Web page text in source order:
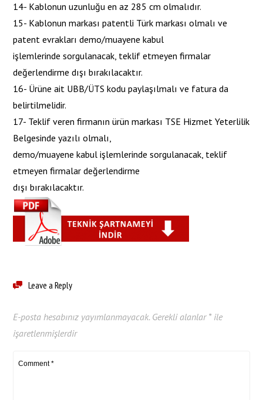
14- Kablonun uzunluğu en az 285 cm olmalıdır.
15- Kablonun markası patentli Türk markası olmalı ve
patent evrakları demo/muayene kabul
işlemlerinde sorgulanacak, teklif etmeyen firmalar
değerlendirme dışı bırakılacaktır.
16- Ürüne ait UBB/ÜTS kodu paylaşılmalı ve fatura da
belirtilmelidir.
17- Teklif veren firmanın ürün markası TSE Hizmet Yeterlilik
Belgesinde yazılı olmalı,
demo/muayene kabul işlemlerinde sorgulanacak, teklif
etmeyen firmalar değerlendirme
dışı bırakılacaktır.
Leave a Reply
E-posta hesabınız yayımlanmayacak. Gerekli alanlar *ile
işaretlenmişlerdir